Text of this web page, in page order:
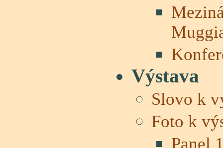
Výstava
Slovo k
Foto k
Panel